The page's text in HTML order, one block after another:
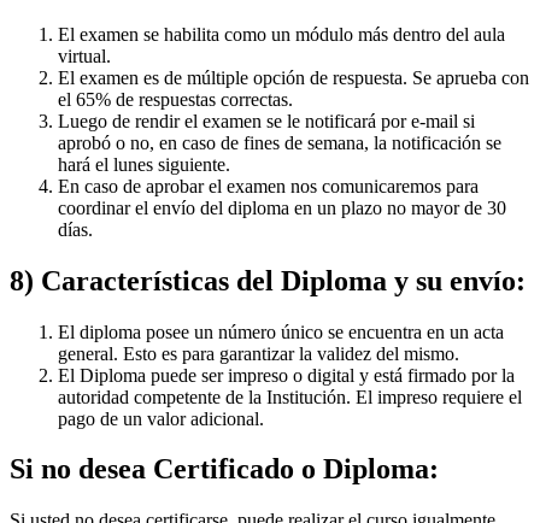
El examen se habilita como un módulo más dentro del aula
virtual.
El examen es de múltiple opción de respuesta. Se aprueba con
el 65% de respuestas correctas.
Luego de rendir el examen se le notificará por e-mail si
aprobó o no, en caso de fines de semana, la notificación se
hará el lunes siguiente.
En caso de aprobar el examen nos comunicaremos para
coordinar el envío del diploma en un plazo no mayor de 30
días.
8) Características del Diploma y su envío:
El diploma posee un número único se encuentra en un acta
general. Esto es para garantizar la validez del mismo.
El Diploma puede ser impreso o digital y está firmado por la
autoridad competente de la Institución. El impreso requiere el
pago de un valor adicional.
Si no desea Certificado o Diploma: